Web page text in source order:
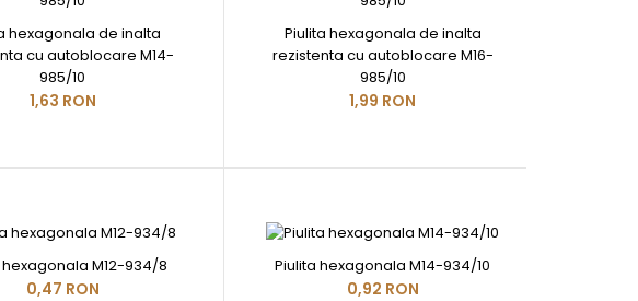
hexagonala de inalta
cu autoblocare M14-
985/10
1,63 RON
Piulita hexagonala de inalta
rezistenta cu autoblocare M16-
985/10
1,99 RON
hexagonala M12-934/8
0,47 RON
Piulita hexagonala M14-934/10
0,92 RON